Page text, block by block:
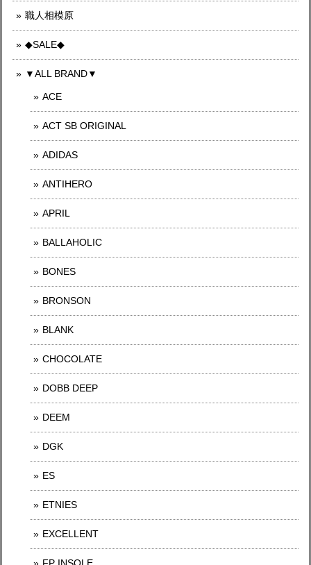
職人相模原
◆SALE◆
▼ALL BRAND▼
ACE
ACT SB ORIGINAL
ADIDAS
ANTIHERO
APRIL
BALLAHOLIC
BONES
BRONSON
BLANK
CHOCOLATE
DOBB DEEP
DEEM
DGK
ES
ETNIES
EXCELLENT